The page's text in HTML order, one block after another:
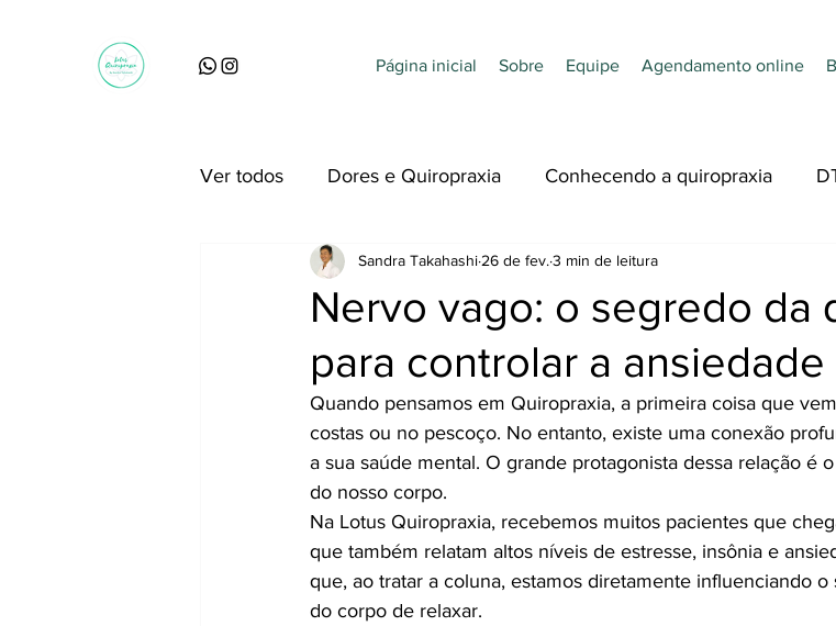
Página inicial Sobre Equipe Agendamento online
Ver todos Dores e Quiropraxia Conhecendo a quiropraxia
Perguntas, dúvidas e curiosidades Nutrição
Nervo vago: o segredo da
para controlar a
Sandra Takahashi 26 de fev. 3 min de leitura
Quando pensamos em Quiropraxia, a primeira coisa que
costas ou no pescoço. No entanto, existe uma conexão
a sua saúde mental. O grande protagonista dessa relação é o
do nosso corpo.
Na Lotus Quiropraxia, recebemos muitos pacientes que
que também relatam altos níveis de estresse, insônia e
que, ao tratar a coluna, estamos diretamente influenciando
do corpo de relaxar.